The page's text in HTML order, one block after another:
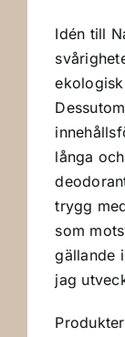
Idén till
långa
trygg
som
gällande
jag